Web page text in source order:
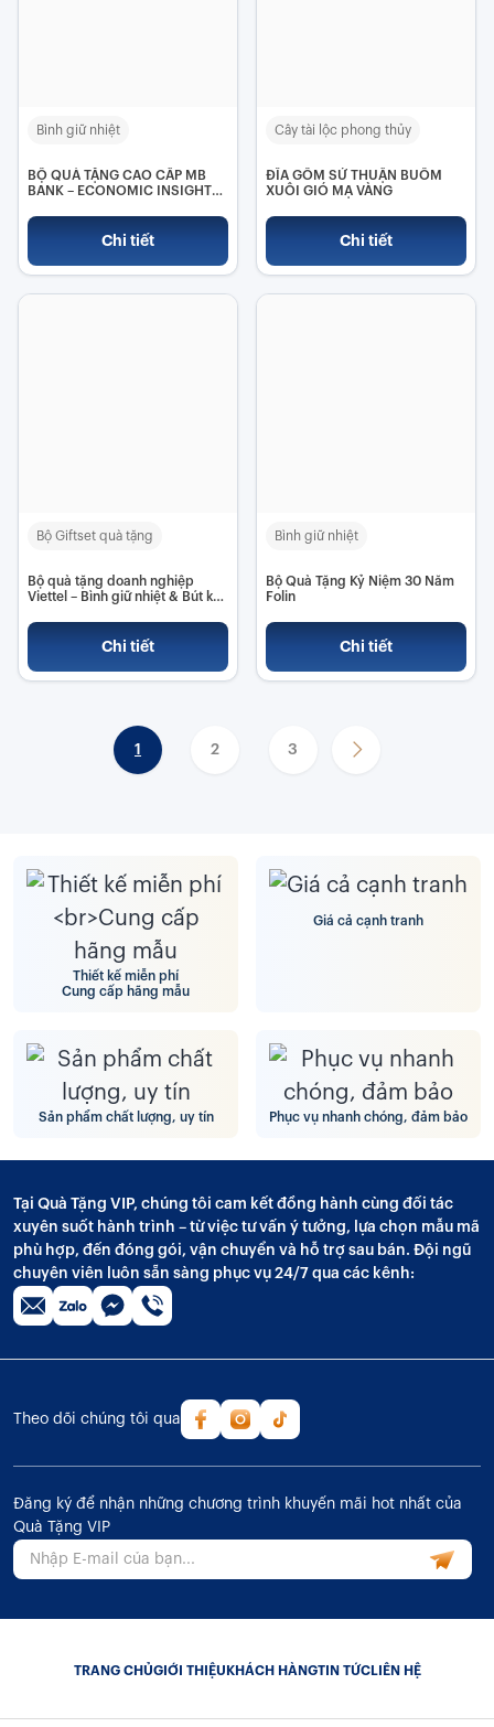
Bình giữ nhiệt
BỘ QUÀ TẶNG CAO CẤP MB
BANK – ECONOMIC INSIGHTS
Chi tiết
Cây tài lộc phong thủy
ĐĨA GỐM SỨ THUẬN BUỒM
XUÔI GIÓ MẠ VÀNG
Chi tiết
Bộ Giftset quà tặng
Bộ quà tặng doanh nghiệp
Viettel – Bình giữ nhiệt & Bút ký
Chi tiết
Bình giữ nhiệt
Bộ Quà Tặng Kỷ Niệm 30 Năm
Folin
Chi tiết
1 2 3
Thiết kế miễn phí
Cung cấp hãng mẫu
Giá cả cạnh tranh
Sản phẩm chất lượng, uy tín Phục vụ nhanh chóng, đảm bảo
Tại Quà Tặng VIP, chúng tôi cam kết đồng hành cùng đối tác
xuyên suốt hành trình – từ việc tư vấn ý tưởng, lựa chọn mẫu mã
phù hợp, đến đóng gói, vận chuyển và hỗ trợ sau bán. Đội ngũ
chuyên viên luôn sẵn sàng phục vụ 24/7 qua các kênh:
Theo dõi chúng tôi qua
Đăng ký để nhận những chương trình khuyến mãi hot nhất của
Quà Tặng VIP
TRANG CHỦGIỚI THIỆU KHÁCH HÀNGTIN TỨCLIÊN HỆ